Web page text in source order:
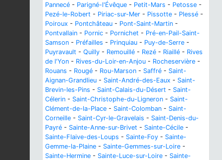
Pannecé - Parigné-l'Évêque - Petit-Mars - Petosse -
Pezé-le-Robert - Piriac-sur-Mer - Pissotte - Plessé -
Poiroux - Pontchâteau - Pont-Saint-Martin -
Pontvallain - Pornic - Pornichet - Pré-en-Pail-Saint-
Samson - Préfailles - Prinquiau - Puy-de-Serre -
Puyravault - Quilly - Remouillé - Rezé - Riaillé - Rives
de l'Yon - Rives-du-Loir-en-Anjou - Rocheservière -
Rouans - Rougé - Rou-Marson - Saffré - Saint-
Aignan-Grandlieu - Saint-André-des-Eaux - Saint-
Brevin-les-Pins - Saint-Calais-du-Désert - Saint-
Célerin - Saint-Christophe-du-Ligneron - Saint-
Clément-de-la-Place - Saint-Colomban - Saint-
Corneille - Saint-Cyr-le-Gravelais - Saint-Denis-du-
Payré - Sainte-Anne-sur-Brivet - Sainte-Cécile -
Sainte-Flaive-des-Loups - Sainte-Foy - Sainte-
Gemme-la-Plaine - Sainte-Gemmes-sur-Loire -
Sainte-Hermine - Sainte-Luce-sur-Loire - Sainte-